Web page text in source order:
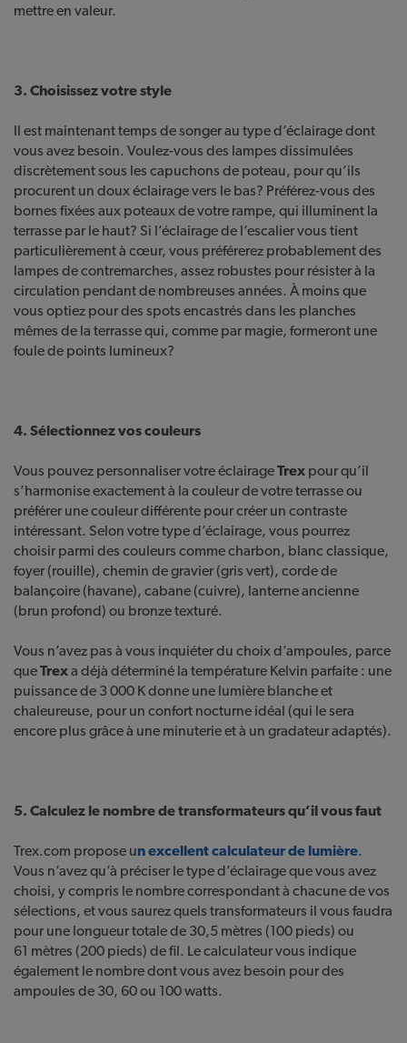
mettre en valeur.
3. Choisissez votre style
Il est maintenant temps de songer au type d’éclairage dont
vous avez besoin. Voulez-vous des lampes dissimulées
discrètement sous les capuchons de poteau, pour qu’ils
procurent un doux éclairage vers le bas? Préférez-vous des
bornes fixées aux poteaux de votre rampe, qui illuminent la
terrasse par le haut? Si l’éclairage de l’escalier vous tient
particulièrement à cœur, vous préférerez probablement des
lampes de contremarches, assez robustes pour résister à la
circulation pendant de nombreuses années. À moins que
vous optiez pour des spots encastrés dans les planches
mêmes de la terrasse qui, comme par magie, formeront une
foule de points lumineux?
4. Sélectionnez vos couleurs
Vous pouvez personnaliser votre éclairageTrex pour qu’il
s’harmonise exactement à la couleur de votre terrasse ou
préférer une couleur différente pour créer un contraste
intéressant. Selon votre type d’éclairage, vous pourrez
choisir parmi des couleurs comme charbon, blanc classique,
foyer (rouille), chemin de gravier (gris vert), corde de
balançoire (havane), cabane (cuivre), lanterne ancienne
(brun profond) ou bronze texturé.
Vous n’avez pas à vous inquiéter du choix d’ampoules, parce
queTrexa déjà déterminé la température Kelvin parfaite : une
puissance de 3 000 K donne une lumière blanche et
chaleureuse, pour un confort nocturne idéal (qui le sera
encore plus grâce à une minuterie et à un gradateur adaptés).
5. Calculez le nombre de transformateurs qu’il vous faut
Trex.com propose un excellent calculateur de lumière.
Vous n’avez qu’à préciser le type d’éclairage que vous avez
choisi, y compris le nombre correspondant à chacune de vos
sélections, et vous saurez quels transformateurs il vous faudra
pour une longueur totale de 30,5 mètres (100 pieds) ou
61 mètres (200 pieds) de fil. Le calculateur vous indique
également le nombre dont vous avez besoin pour des
ampoules de 30, 60 ou 100 watts.